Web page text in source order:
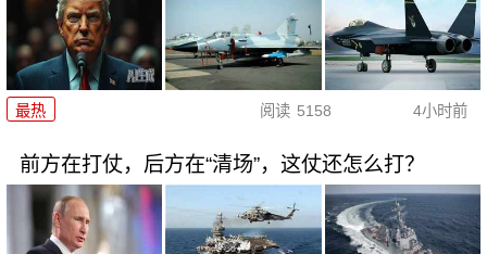
最热 阅读 5158 4小时前
前方在打仗，后方在“清场”，这仗还怎么打？